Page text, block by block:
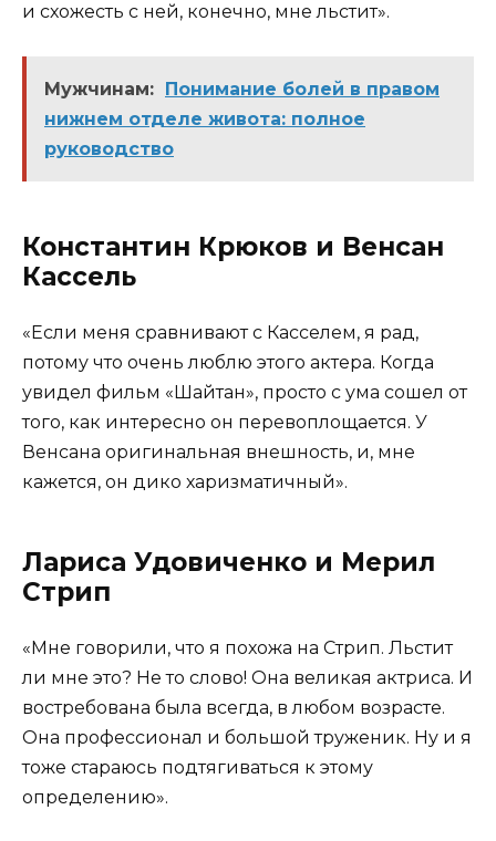
и схожесть с ней, конечно, мне льстит».
Мужчинам:
Понимание болей в правом
нижнем отделе живота: полное
руководство
Константин Крюков и Венсан
Кассель
«Если меня сравнивают с Касселем, я рад,
потому что очень люблю этого актера. Когда
увидел фильм «Шайтан», просто с ума сошел от
того, как интересно он перевоплощается. У
Венсана оригинальная внешность, и, мне
кажется, он дико харизматичный».
Лариса Удовиченко и Мерил
Стрип
«Мне говорили, что я похожа на Стрип. Льстит
ли мне это? Не то слово! Она великая актриса. И
востребована была всегда, в любом возрасте.
Она профессионал и большой труженик. Ну и я
тоже стараюсь подтягиваться к этому
определению».